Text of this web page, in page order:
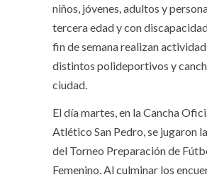
niños, jóvenes, adultos y
tercera edad y con
fin de semana realizan
distintos polideportivos y
ciudad.
El día martes, en la Cancha
Atlético San Pedro, se jugaron
del Torneo Preparación de
Femenino. Al culminar los